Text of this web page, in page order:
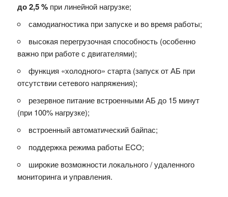
до 2,5 %при линейной нагрузке;
самодиагностика при запуске и во время работы;
высокая перегрузочная способность (особенно
важно при работе с двигателями);
функция «холодного» старта (запуск от АБ при
отсутствии сетевого напряжения);
резервное питание встроенными АБ до 15 минут
(при 100% нагрузке);
встроенный автоматический байпас;
поддержка режима работы ECO;
широкие возможности локального / удаленного
мониторинга и управления.